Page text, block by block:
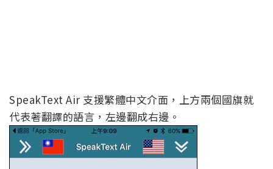
SpeakText Air 支援繁體中文介面，上方兩個國旗就
代表著翻譯的語言，左邊翻成右邊。